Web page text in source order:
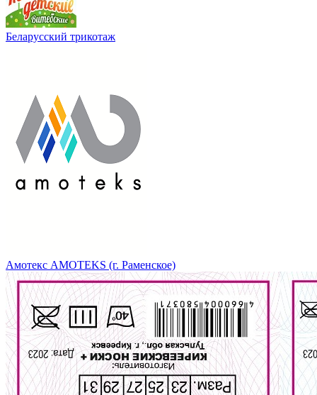
Беларусский трикотаж
Амотекс AMOTEKS (г. Раменское)